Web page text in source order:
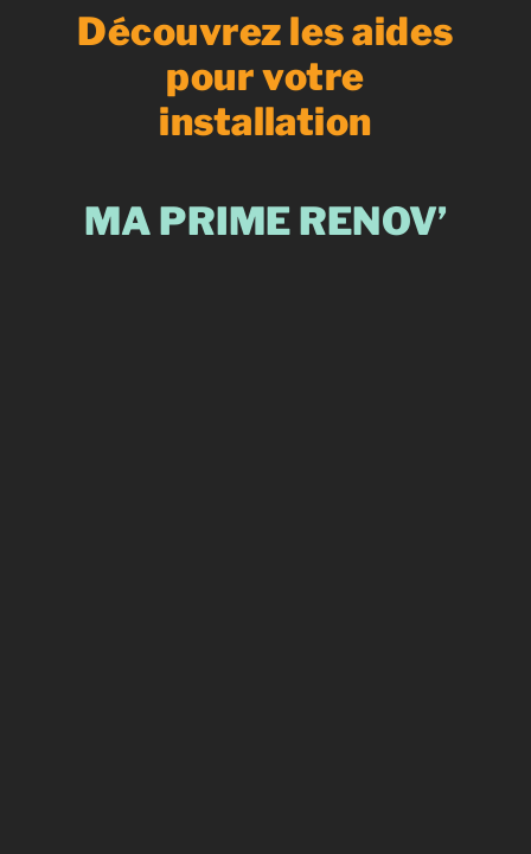
Découvrez les aides
pour votre
installation
MA PRIME RENOV’